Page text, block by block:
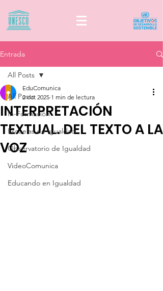
Entrada
All Posts
In-Formación
Escuelas de Igualdad
Observatorio de Igualdad
VideoComunica
Educando en Igualdad
All Posts
INTERPRETACIÓN
TEXTUAL. DEL TEXTO A LA
VOZ
EduComunica
2 oct 2025 1 min de lectura